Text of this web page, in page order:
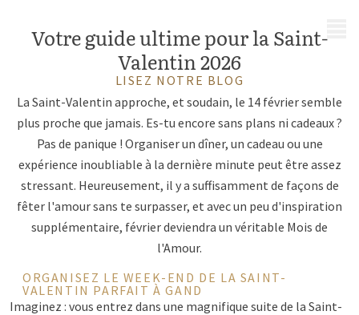
Votre guide ultime pour la Saint-
Valentin 2026
LISEZ NOTRE BLOG
La Saint-Valentin approche, et soudain, le 14 février semble
plus proche que jamais. Es-tu encore sans plans ni cadeaux ?
Pas de panique ! Organiser un dîner, un cadeau ou une
expérience inoubliable à la dernière minute peut être assez
stressant. Heureusement, il y a suffisamment de façons de
fêter l'amour sans te surpasser, et avec un peu d'inspiration
supplémentaire, février deviendra un véritable Mois de
l'Amour.
ORGANISEZ LE WEEK-END DE LA SAINT-
VALENTIN PARFAIT À GAND
Imaginez : vous entrez dans une magnifique suite de la Saint-